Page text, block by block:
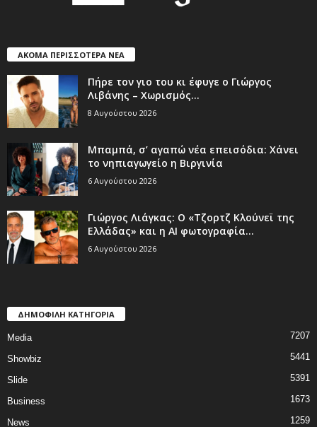
ΑΚΟΜΑ ΠΕΡΙΣΣΟΤΕΡΑ ΝΕΑ
Πήρε τον γιο του κι έφυγε ο Γιώργος
Λιβάνης – Χωρισμός...
8 Αυγούστου 2026
Μπαμπά, σ’ αγαπώ νέα επεισόδια: Χάνει
το νηπιαγωγείο η Βιργινία
6 Αυγούστου 2026
Γιώργος Λιάγκας: Ο «Τζορτζ Κλούνεϊ της
Ελλάδας» και η AI φωτογραφία...
6 Αυγούστου 2026
ΔΗΜΟΦΙΛΗ ΚΑΤΗΓΟΡΙΑ
Media 7207
Showbiz 5441
Slide 5391
Business 1673
News 1259